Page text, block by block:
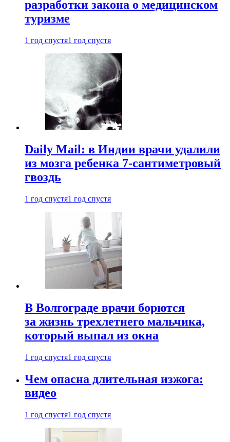
разработки закона о медицинском
туризме
1 год спустя1 год спустя
Daily Mail: в Индии врачи удалили
из мозга ребенка 7-сантиметровый
гвоздь
1 год спустя1 год спустя
В Волгограде врачи борются
за жизнь трехлетнего мальчика,
который выпал из окна
1 год спустя1 год спустя
Чем опасна длительная изжога:
видео
1 год спустя1 год спустя